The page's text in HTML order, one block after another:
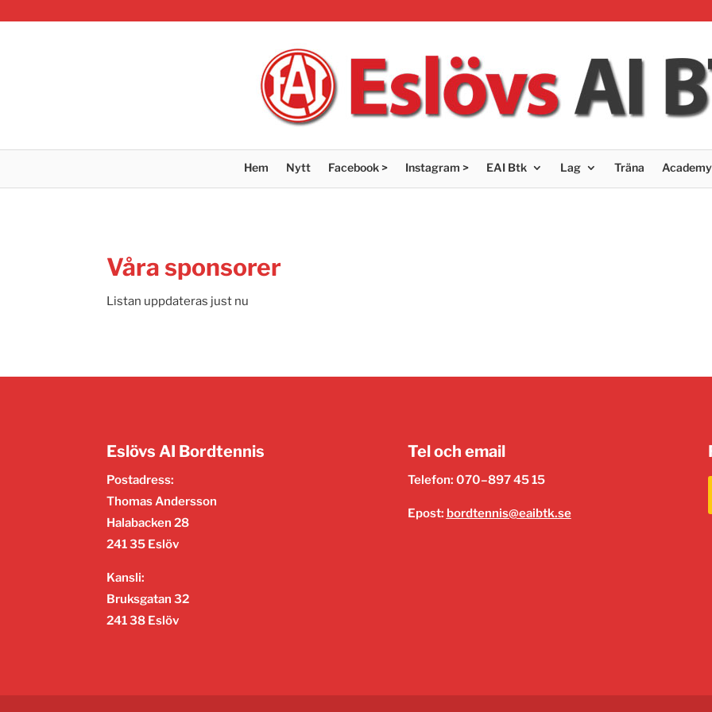
Hem Nytt Facebook > Instagram > EAI Btk Lag Träna Academy
Våra sponsorer
Listan uppdateras just nu
Eslövs AI Bordtennis
Postadress:
Thomas Andersson
Halabacken 28
241 35 Eslöv
Kansli:
Bruksgatan 32
241 38 Eslöv
Tel och email
Telefon: 070–897 45 15
Epost: bordtennis@eaibtk.se